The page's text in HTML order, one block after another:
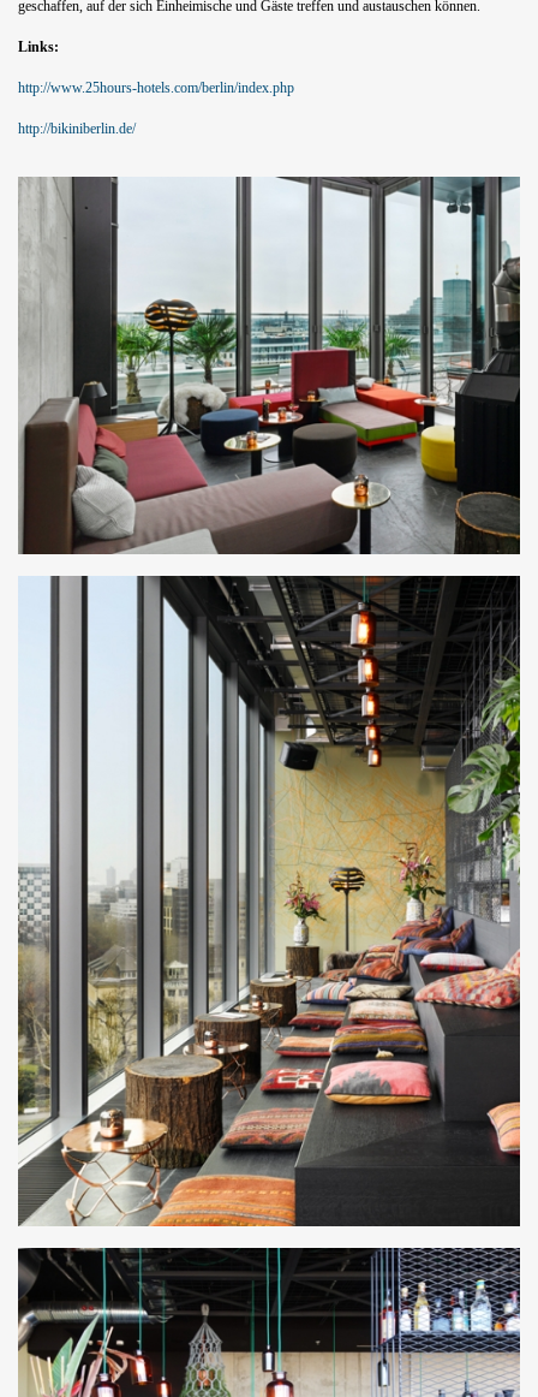
geschaffen, auf der sich Einheimische und Gäste treffen und austauschen können.
Links:
http://www.25hours-hotels.com/berlin/index.php
http://bikiniberlin.de/